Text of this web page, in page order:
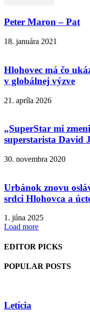
Peter Maron – Pat
18. januára 2021
Hlohovec má čo
v globálnej výzve
21. apríla 2026
„SuperStar mi
superstarista David
30. novembra 2020
Urbánok znovu
srdci Hlohovca a
1. júna 2025
Load more
EDITOR PICKS
POPULAR POSTS
Letícia